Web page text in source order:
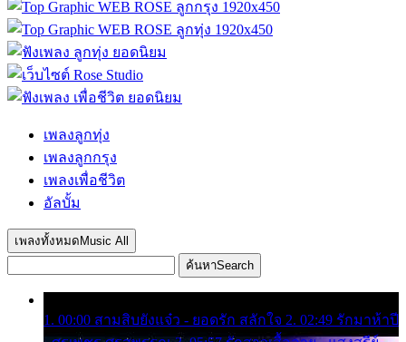
เพลงลูกทุ่ง
เพลงลูกกรุง
เพลงเพื่อชีวิต
อัลบั้ม
เพลงทั้งหมด Music All
ค้นหาSearch
1. 00:00 สามสิบยังแจ๋ว - ยอดรัก สลักใจ 2. 02:49 รักมาห้าปี